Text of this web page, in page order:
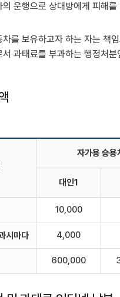
운행으로 상대방에게 피해
를 보유하고자 하는 자는 책
과태료를 부과하는 행정처분
자가용 승용
대인1
10,000
시마다 4,000
600,000